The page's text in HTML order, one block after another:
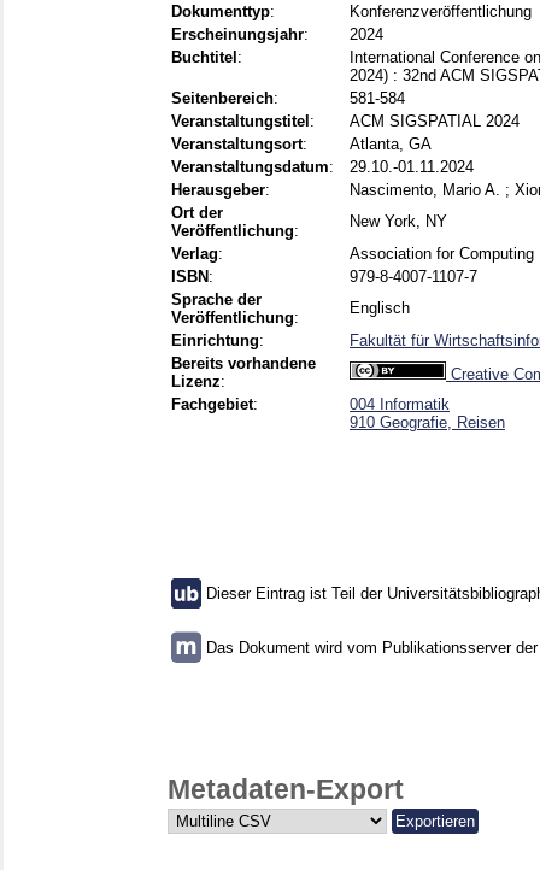
Dokumenttyp:
Konferenzveröffentlichung
Erscheinungsjahr:
2024
Buchtitel :
International Conference
2024) : 32nd ACM
Seitenbereich:
581-584
Veranstaltungstitel :
ACM SIGSPATIAL 2024
Veranstaltungsort:
Atlanta, GA
Veranstaltungsdatum:
29.10.-01.11.2024
Herausgeber: Nascimento, Mario A. ;
Ort der
Veröffentlichung:
New York, NY
Verlag:
Association for Computing
ISBN :
979-8-4007-1107-7
Sprache der
Veröffentlichung:
Englisch
Einrichtung:
Fakultät für
Bereits vorhandene
Lizenz:
Creative
Fachgebiet:
004 Informatik
910 Geografie, Reisen
Dieser Eintrag ist Teil der
Das Dokument wird vom Publikationsserver
Metadaten-Export